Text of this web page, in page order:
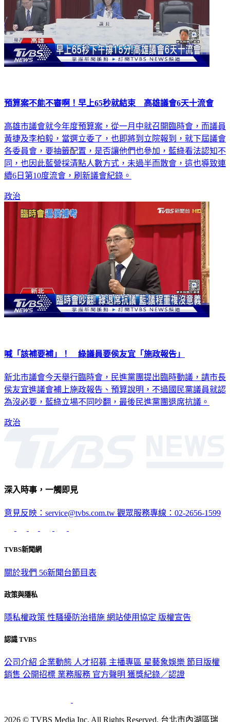
預算案不能不審啊！早上65秒就結束 高雄議會6天十流會
高雄市議會就今年度預算案，從一月中就召開臨時會，而議員
黃捷及李柏毅，當選立委了，也即將到立院報到，就下屆議會
各委員會，要抽籤配置，是否讓他們也參加，藍綠看法認知不
同，也因此藍營採清點人數方式，未過半而散會，這也導致連
續6日第10度流會，刷新議會紀錄。
政治
喊「該補要補」！ 綠議員要侯友宜「施政報告」
新北市議會今天舉行臨時會，民進黨團提出臨時動議，請市長
侯友宜進議會補上施政報告、預算說明，不過國民黨議員就認
為沒必要，藍綠立場不同吵翻，最後民進黨團退席抗議。
政治
深入時事，一觸即見
意見反映：service@tvbs.com.tw 觀眾服務專線：02-2656-1599
TVBS新聞網
關於我們 56新聞台節目表
政策與隱私
隱私權政策 性騷擾防治措施 網站使用協定 版權宣告
認識 TVBS
公司介紹 企業動態 人才招募 主播專區 星藝象娛樂 節目版權
銷售 公開招標 業務服務 官方聲明 獲獎紀錄／認證
2026 © TVBS Media Inc. All Rights Reserved. 台北市內湖區瑞